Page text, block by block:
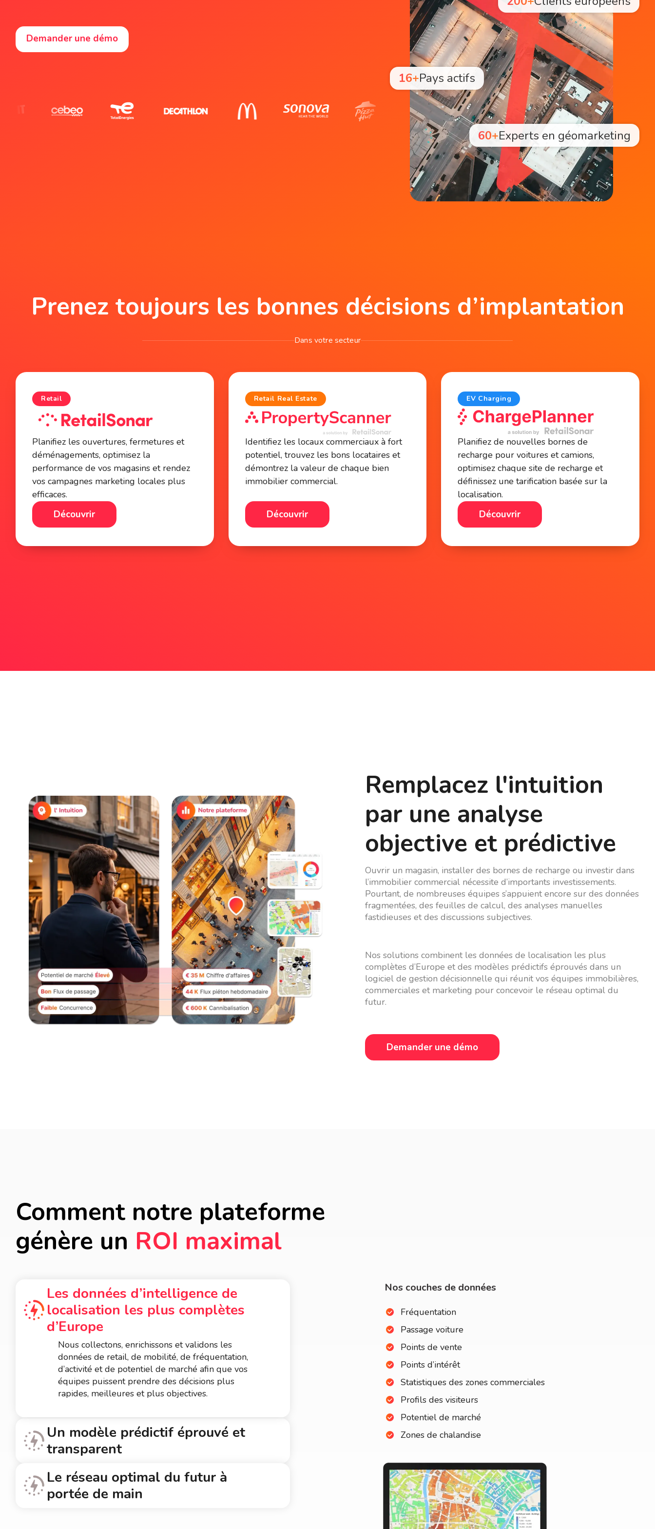
Demander une démo
16+Pays actifs
60+Experts en géomarketing
Prenez toujours les bonnes décisions d’implantation
Dans votre secteur
Retail
Planifiez les ouvertures, fermetures et
déménagements, optimisez la
performance de vos magasins et rendez
vos campagnes marketing locales plus
efficaces.
Découvrir
Retail Real Estate
Identifiez les locaux commerciaux à fort
potentiel, trouvez les bons locataires et
démontrez la valeur de chaque bien
immobilier commercial.
Découvrir
EV Charging
Planifiez de nouvelles bornes de
recharge pour voitures et camions,
optimisez chaque site de recharge et
définissez une tarification basée sur la
localisation.
Découvrir
Remplacez l'intuition
par une analyse
objective et prédictive
Ouvrir un magasin, installer des bornes de recharge ou investir dans
l’immobilier commercial nécessite d’importants investissements.
Pourtant, de nombreuses équipes s’appuient encore sur des données
fragmentées, des feuilles de calcul, des analyses manuelles
fastidieuses et des discussions subjectives.
Nos solutions combinent les données de localisation les plus
complètes d’Europe et des modèles prédictifs éprouvés dans un
logiciel de gestion décisionnelle qui réunit vos équipes immobilières,
commerciales et marketing pour concevoir le réseau optimal du
futur.
Demander une démo
Comment notre plateforme
génère un ROI maximal
Les données d’intelligence de
localisation les plus complètes
d’Europe
Nous collectons, enrichissons et validons les
données de retail, de mobilité, de fréquentation,
d’activité et de potentiel de marché afin que vos
équipes puissent prendre des décisions plus
rapides, meilleures et plus objectives.
Un modèle prédictif éprouvé et
transparent
Le réseau optimal du futur à
portée de main
Nos couches de données
Fréquentation
Passage voiture
Points de vente
Points d’intérêt
Statistiques des zones commerciales
Profils des visiteurs
Potentiel de marché
Zones de chalandise